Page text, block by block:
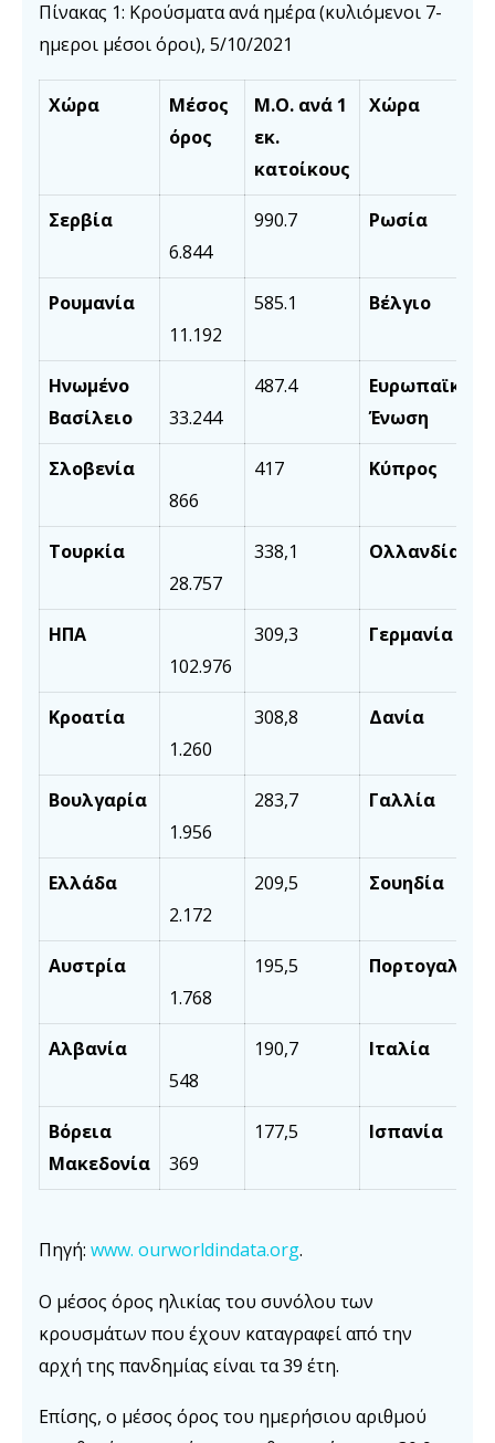
Πίνακας 1: Κρούσματα ανά ημέρα (κυλιόμενοι 7-
ημεροι μέσοι όροι), 5/10/2021
Χώρα
Μέσος
όρος
Μ.Ο. ανά 1
εκ.
κατοίκους
Χώρα
Σερβία
6.844
990.7 Ρωσία
Ρουμανία
11.192
585.1 Βέλγιο
Ηνωμένο
Βασίλειο
33.244
487.4
Ευρωπαϊκή
Ένωση
Σλοβενία
866
417 Κύπρος
Τουρκία
28.757
338,1 Ολλανδία
ΗΠΑ
102.976
309,3 Γερμανία
Κροατία
1.260
308,8 Δανία
Βουλγαρία
1.956
283,7 Γαλλία
Ελλάδα
2.172
209,5 Σουηδία
Αυστρία
1.768
195,5 Πορτογαλία
Αλβανία
548
190,7 Ιταλία
Βόρεια
Μακεδονία
369
177,5 Ισπανία
Πηγή: www. ourworldindata.org.
Ο μέσος όρος ηλικίας του συνόλου των
κρουσμάτων που έχουν καταγραφεί από την
αρχή της πανδημίας είναι τα 39 έτη.
Επίσης, ο μέσος όρος του ημερήσιου αριθμού